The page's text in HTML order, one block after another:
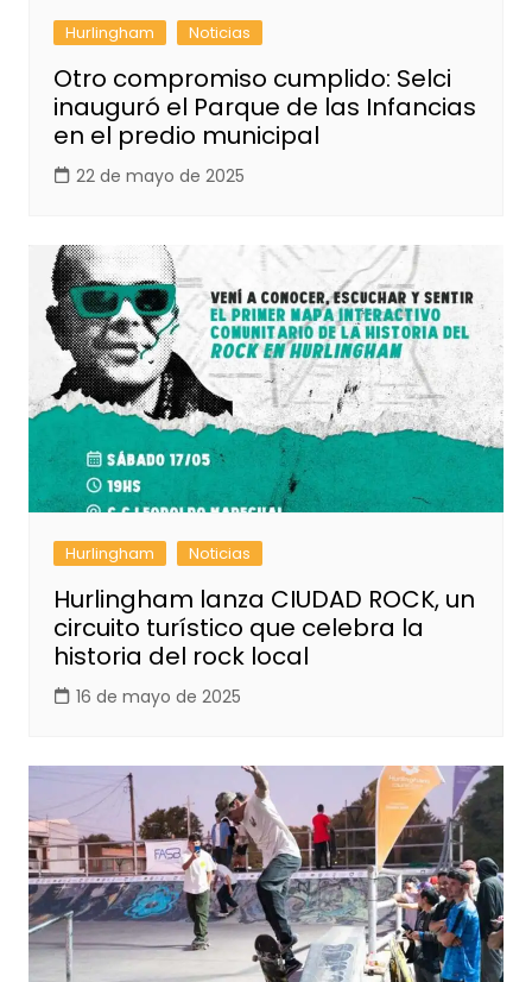
Hurlingham Noticias
Otro compromiso cumplido: Selci
inauguró el Parque de las Infancias
en el predio municipal
22 de mayo de 2025
Hurlingham Noticias
Hurlingham lanza CIUDAD ROCK, un
circuito turístico que celebra la
historia del rock local
16 de mayo de 2025